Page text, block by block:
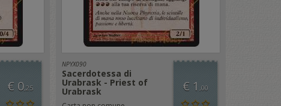
€ 0,25
NPYX090
Sacerdotessa di
Urabrask - Priest of
Urabrask € 1 ,00